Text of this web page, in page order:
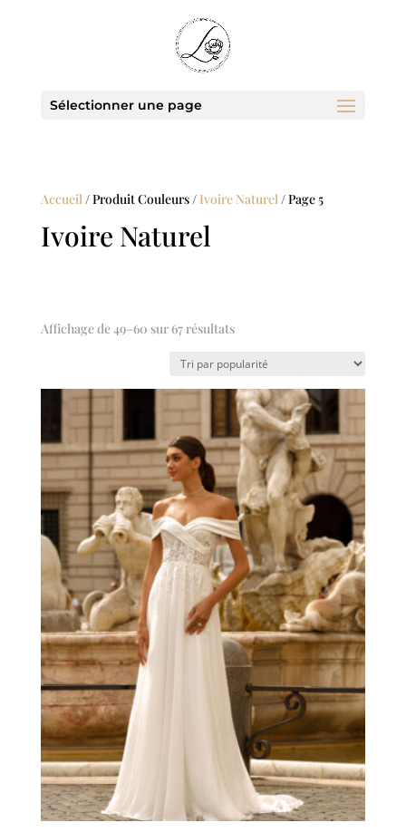
Sélectionner une page
Accueil/ Produit Couleurs / Ivoire Naturel/ Page 5
Ivoire Naturel
Affichage de 49–60 sur 67 résultatsTrié
popularité